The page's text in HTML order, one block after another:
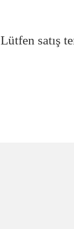
Lütfen satış